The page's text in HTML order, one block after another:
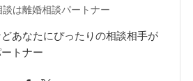
談は離婚相談パートナー
あなたにぴったりの相談相手が
トナー